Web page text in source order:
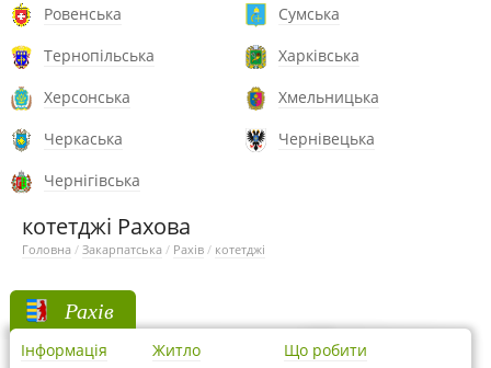
Ровенська
Сумська
Тернопільська
Харківська
Херсонська
Хмельницька
Черкаська
Чернівецька
Чернігівська
котетджі Рахова
Головна / Закарпатська / Рахів / котетджі
Рахів
Інформація Житло Що робити